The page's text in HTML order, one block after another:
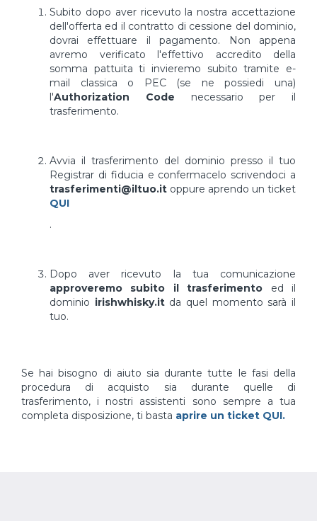
Subito dopo aver ricevuto la nostra accettazione
dell'offerta ed il contratto di cessione del dominio,
dovrai effettuare il pagamento. Non appena
avremo verificato l'effettivo accredito della
somma pattuita ti invieremo subito tramite e-
mail classica o PEC (se ne possiedi una)
l'Authorization Code necessario per il
trasferimento.
Avvia il trasferimento del dominio presso il tuo
Registrar di fiducia e confermacelo scrivendoci a
trasferimenti@iltuo.it oppure aprendo un ticket
QUI
.
Dopo aver ricevuto la tua comunicazione
approveremo subito il trasferimento ed il
dominio irishwhisky.itda quel momento sarà il
tuo.
Se hai bisogno di aiuto sia durante tutte le fasi della
procedura di acquisto sia durante quelle di
trasferimento, i nostri assistenti sono sempre a tua
completa disposizione, ti basta aprire un ticket QUI.